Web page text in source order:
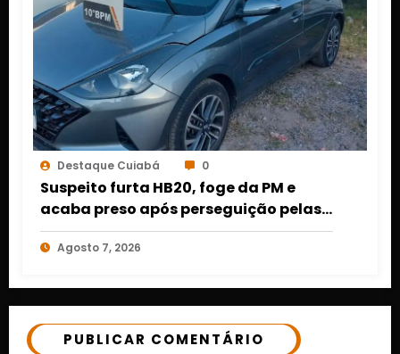
Destaque Cuiabá 0
Suspeito furta HB20, foge da PM e
acaba preso após perseguição pelas
ruas de Cuiabá
Agosto 7, 2026
PUBLICAR COMENTÁRIO